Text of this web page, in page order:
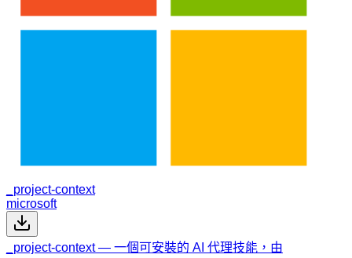
_project-context
microsoft
_project-context — 一個可安裝的 AI 代理技能，由